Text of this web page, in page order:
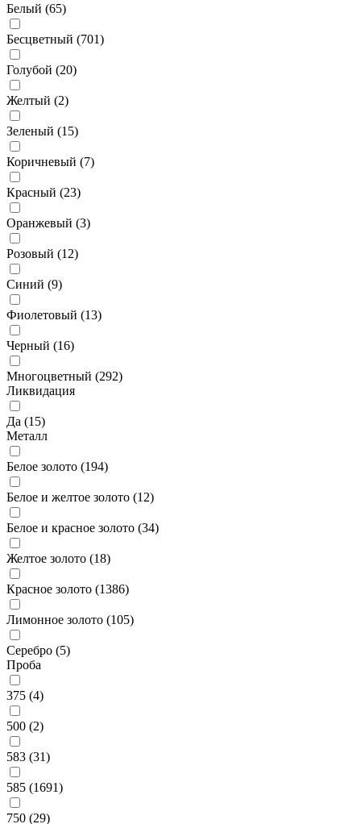
Белый (65)
Бесцветный (701)
Голубой (20)
Желтый (2)
Зеленый (15)
Коричневый (7)
Красный (23)
Оранжевый (3)
Розовый (12)
Синий (9)
Фиолетовый (13)
Черный (16)
Многоцветный (292)
Ликвидация
Да (15)
Металл
Белое золото (194)
Белое и желтое золото (12)
Белое и красное золото (34)
Желтое золото (18)
Красное золото (1386)
Лимонное золото (105)
Серебро (5)
Проба
375 (4)
500 (2)
583 (31)
585 (1691)
750 (29)